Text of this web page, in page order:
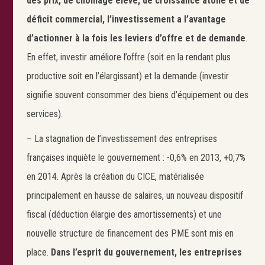
déficit commercial, l’investissement a l’avantage
d’actionner à la fois les leviers d’offre et de demande.
En effet, investir améliore l’offre (soit en la rendant plus
productive soit en l’élargissant) et la demande (investir
signifie souvent consommer des biens d’équipement ou des
services).
– La stagnation de l’investissement des entreprises
françaises inquiète le gouvernement : -0,6% en 2013, +0,7%
en 2014. Après la création du CICE, matérialisée
principalement en hausse de salaires, un nouveau dispositif
fiscal (déduction élargie des amortissements) et une
nouvelle structure de financement des PME sont mis en
place. Dans l’esprit du gouvernement, les entreprises